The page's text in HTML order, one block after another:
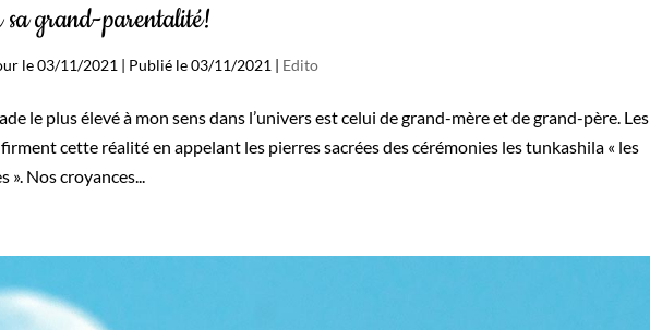
sa grand-parentalité!
le 03/11/2021 | Publié le 03/11/2021 | Edito
le plus élevé à mon sens dans l’univers est celui de grand-mère et de grand-père. Les
cette réalité en appelant les pierres sacrées des cérémonies les tunkashila « les
». Nos croyances...